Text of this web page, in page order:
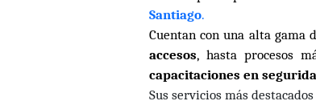
Santiago.
Cuentan con una alta gama
accesos, hasta procesos
capacitaciones en
Sus servicios más destacados